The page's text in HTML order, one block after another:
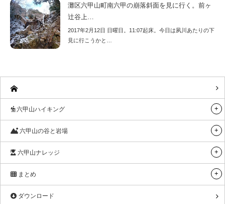
灘区六甲山町南六甲の崩落斜面を見に行く。前ヶ
辻谷上…
2017年2月12日 日曜日。11:07起床。今日は夙川あたりの下
見に行こうかと…
六甲山ハイキング
六甲山の谷と岩場
六甲山ナレッジ
まとめ
ダウンロード